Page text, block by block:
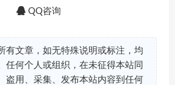
QQ咨询
有文章，如无特殊说明或标注，均
任何个人或组织，在未征得本站同
盗用、采集、发布本站内容到任何